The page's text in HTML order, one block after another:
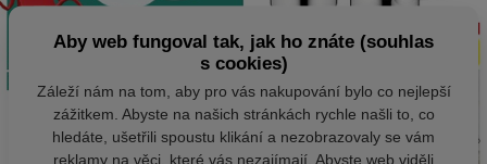
Aby web fungoval tak, jak ho znáte (souhlas
s cookies)
Záleží nám na tom, aby pro vás nakupování bylo co nejlepší
zážitkem. Abyste na našich stránkách rychle našli to, co
hledáte, ušetřili spoustu klikání a nezobrazovaly se vám
reklamy na věci, které vás nezajímají. Abyste web viděli